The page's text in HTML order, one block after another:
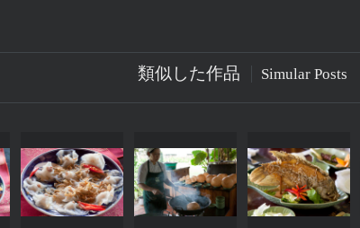
類似した作品 Simular Posts